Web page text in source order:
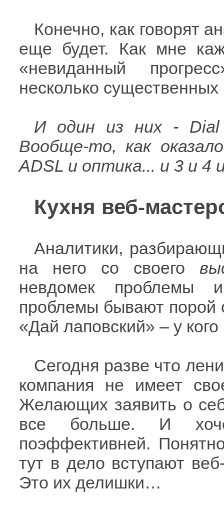
Конечно, как говорят
еще будет. Как мне
«невиданный
несколько
И один из них -
Вообще-то, как
ADSL и оптика... и 3 и 4
Кухня веб-
Аналитики,
на него со своего
невдомек проблемы
проблемы бывают порой
«Дай лаповский» – у
Сегодня разве что
компания не имеет
Желающих заявить о
все больше. И
поэффективней.
тут в дело вступают
Это их делишки…